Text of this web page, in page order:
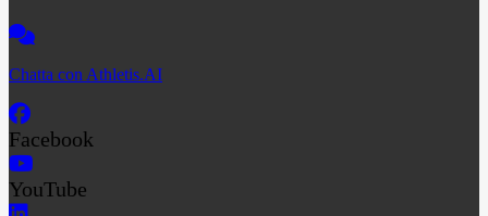
Chatta con Athletis.AI
Facebook
YouTube